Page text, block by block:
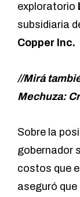
exploratorio
subsidiaria
Copper Inc.
//Mirá
Mechuza:
Sobre la
gobernador
costos que
aseguró que